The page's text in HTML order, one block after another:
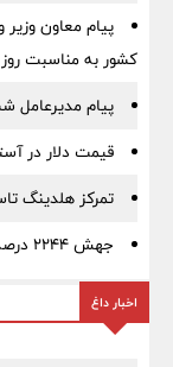
پیام معاون
کشور به مناسبت روز
پیام مدیرعامل
قیمت دلار در
تمرکز هلدینگ
جهش ۲۲۴۴ درصدی صادرات شرکت کربن ایران
اخبار داغ